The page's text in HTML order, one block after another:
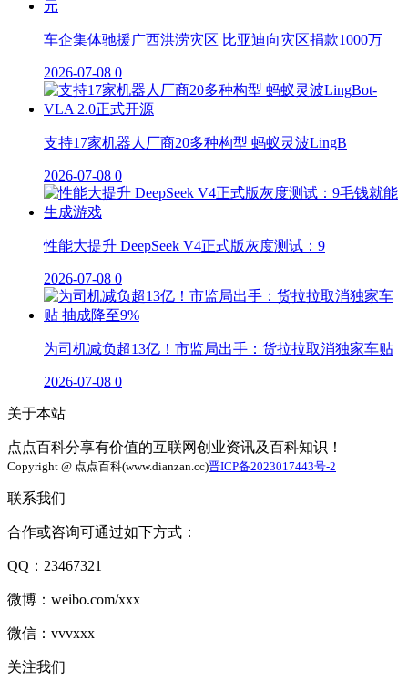
车企集体驰援广西洪涝灾区 比亚迪向灾区捐款1000万
2026-07-08 0
支持17家机器人厂商20多种构型 蚂蚁灵波LingB
2026-07-08 0
性能大提升 DeepSeek V4正式版灰度测试：9
2026-07-08 0
为司机减负超13亿！市监局出手：货拉拉取消独家车贴
2026-07-08 0
关于本站
点点百科分享有价值的互联网创业资讯及百科知识！
Copyright @ 点点百科(www.dianzan.cc)晋ICP备2023017443号-2
联系我们
合作或咨询可通过如下方式：
QQ：23467321
微博：weibo.com/xxx
微信：vvvxxx
关注我们